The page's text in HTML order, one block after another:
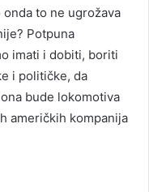
to ne ugrožava
Potpuna
imati i dobiti, boriti
i političke, da
bude lokomotiva
američkih kompanija